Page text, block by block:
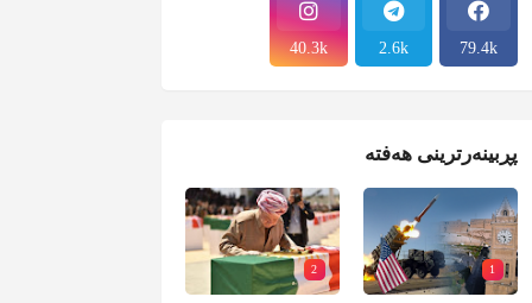
79.4k
2.6k
40.3k
پڕبینەرترینی هەفتە
1
2